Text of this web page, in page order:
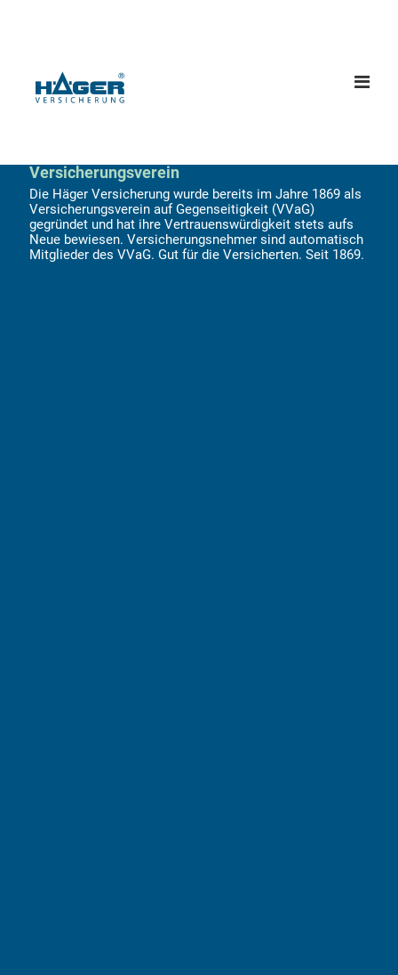
Menü
Wir sind
Versicherungsverein
Die Häger Versicherung wurde bereits im Jahre 1869 als
Versicherungsverein auf Gegenseitigkeit (VVaG)
gegründet und hat ihre Vertrauenswürdigkeit stets aufs
Neue bewiesen. Versicherungsnehmer sind automatisch
Mitglieder des VVaG. Gut für die Versicherten. Seit 1869.